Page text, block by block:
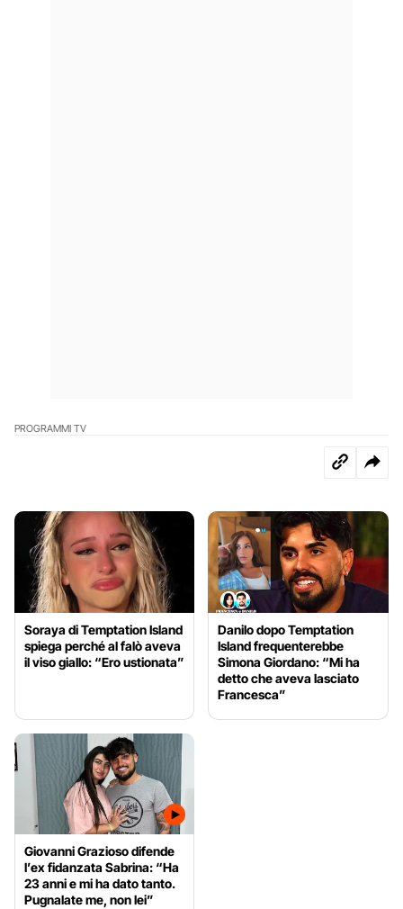
PROGRAMMI TV
Soraya di Temptation Island
spiega perché al falò aveva
il viso giallo: “Ero ustionata”
Danilo dopo Temptation
Island frequenterebbe
Simona Giordano: “Mi ha
detto che aveva lasciato
Francesca”
Giovanni Grazioso difende
l’ex fidanzata Sabrina: “Ha
23 anni e mi ha dato tanto.
Pugnalate me, non lei”